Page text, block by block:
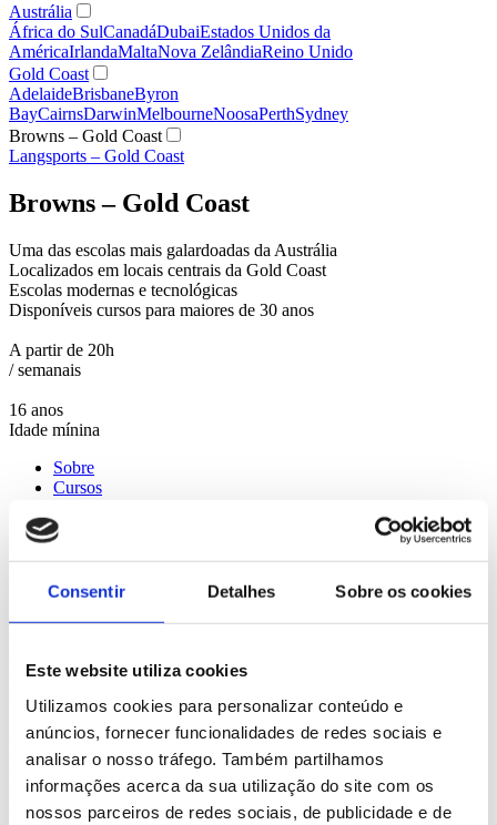
Consentir Detalhes Sobre os cookies
Este website utiliza cookies
Utilizamos cookies para personalizar conteúdo e
anúncios, fornecer funcionalidades de redes sociais e
analisar o nosso tráfego. Também partilhamos
informações acerca da sua utilização do site com os
nossos parceiros de redes sociais, de publicidade e de
Austrália
África do SulCanadáDubaiEstados Unidos da
AméricaIrlandaMaltaNova ZelândiaReino Unido
Gold Coast
AdelaideBrisbaneByron
BayCairnsDarwinMelbourneNoosaPerthSydney
Browns – Gold Coast
Langsports – Gold Coast
Browns – Gold Coast
Uma das escolas mais galardoadas da Austrália
Localizados em locais centrais da Gold Coast
Escolas modernas e tecnológicas
Disponíveis cursos para maiores de 30 anos
A partir de 20h
/ semanais
16 anos
Idade mínina
Sobre
Cursos
Atividades
em edifícios modernos, equipados com tecnologias de ponta e a uma
A Browns – Gold Coast dispõe de salas de aula com design
inteligente, biblioteca, um laboratório de computadores, wifi, uma
cozinha, um lounge para os estudantes com vista para o vibrante
Business District de Southport e um jardim exterior onde os
estudantes podem relaxar.